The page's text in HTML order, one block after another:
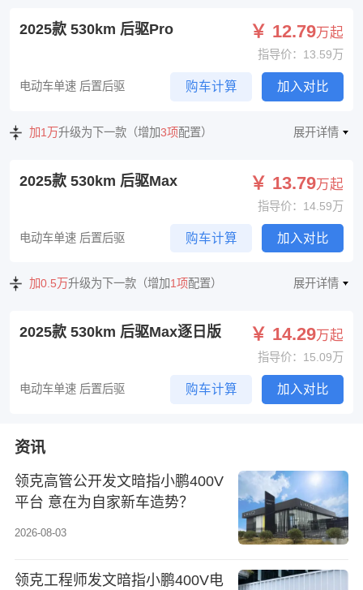
2025款 530km 后驱Pro ￥ 12.79万起
指导价：13.59万
电动车单速 后置后驱 购车计算 加入对比
加1万升级为下一款（增加3项配置） 展开详情
2025款 530km 后驱Max ￥ 13.79万起
指导价：14.59万
电动车单速 后置后驱 购车计算 加入对比
加0.5万升级为下一款（增加1项配置） 展开详情
2025款 530km 后驱Max逐日版 ￥ 14.29万起
指导价：15.09万
电动车单速 后置后驱 购车计算 加入对比
资讯
领克高管公开发文暗指小鹏400V
平台 意在为自家新车造势？
2026-08-03
领克工程师发文暗指小鹏400V电